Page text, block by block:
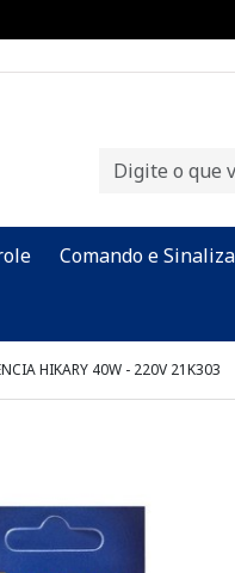
Comando e
HIKARY 40W - 220V 21K303